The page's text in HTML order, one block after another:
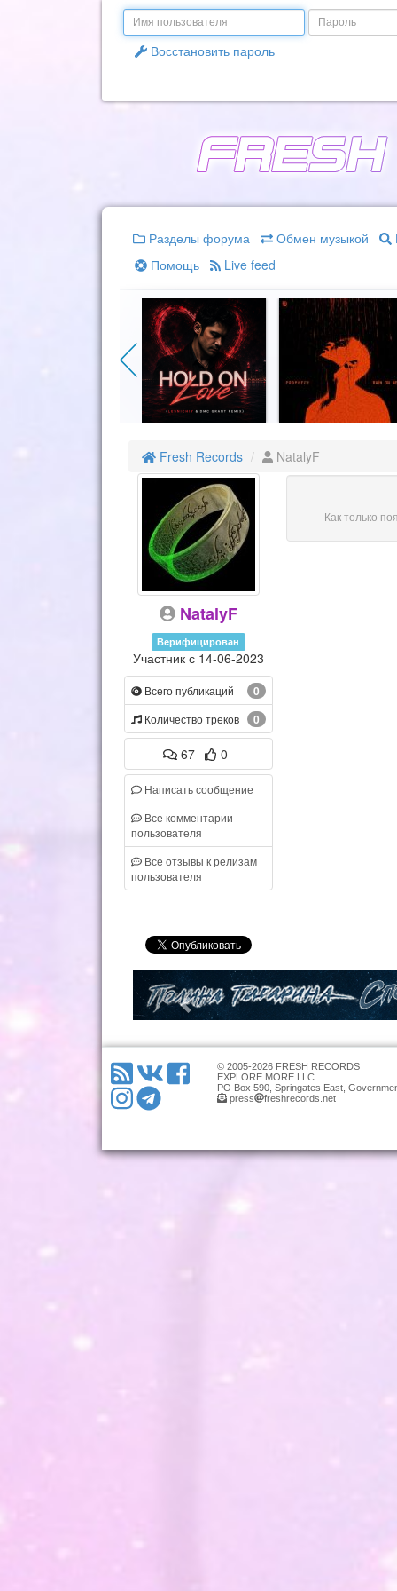
Email
Пароль
Восстановить пароль
Разделы форума Обмен музыкой
Помощь
Live feed
Fresh Records NatalyF
NatalyF
Верифицирован
Участник с 14-06-2023
0
Всего публикаций
0
Количество треков
67 0
Написать сообщение
Все комментарии
пользователя
Все отзывы к релизам
пользователя
Как только
© 2005-2026 FRESH RECORDS
EXPLORE MORE LLC
PO Box 590, Springates East,
press
freshrecords.net